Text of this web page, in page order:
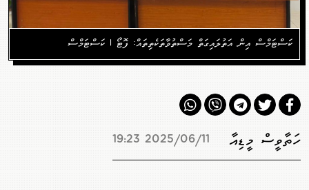
ކަސްޓަމްސް އިން އަތުލައިގަތް މަސްތުވާތަކެތިތައް: ފޮޓޯ | ކަސްޓަމްސް
ހަތާވީސް މީޑިއާ 2025/06/11 19:23